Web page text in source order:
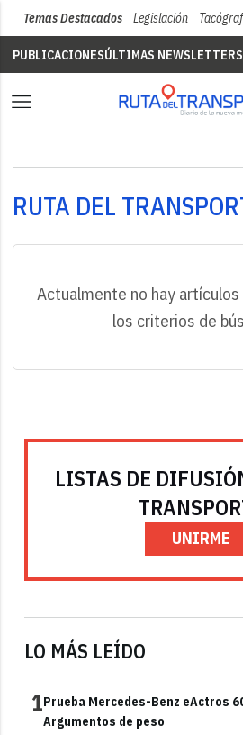
Temas Destacados Legislación
PUBLICACIONESÚLTIMAS NEWSLETTERS
RUTA DEL
Actualmente no hay
los criterios de
LISTAS DE
UNIRME
LO MÁS LEÍDO
1Prueba Mercedes-Benz eActros
Argumentos de peso